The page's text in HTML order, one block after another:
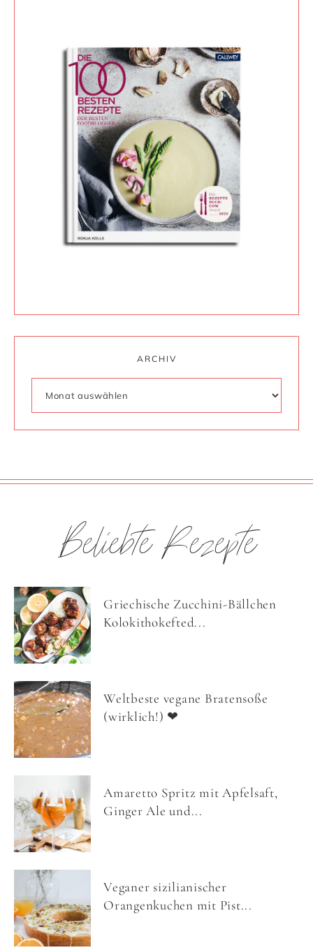
ARCHIV
Beliebte Rezepte
Griechische Zucchini-Bällchen
Kolokithokefted...
Weltbeste vegane Bratensoße
(wirklich!) ❤
Amaretto Spritz mit Apfelsaft,
Ginger Ale und...
Veganer sizilianischer
Orangenkuchen mit Pist...